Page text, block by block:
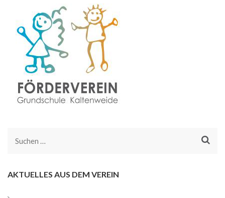
Suchen
AKTUELLES AUS DEM VEREIN